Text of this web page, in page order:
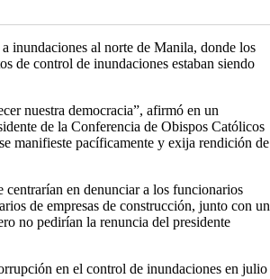
inundaciones al norte de Manila, donde los
de control de inundaciones estaban siendo
nuestra democracia”, afirmó en un
de la Conferencia de Obispos Católicos
manifieste pacíficamente y exija rendición de
centrarían en denunciar a los funcionarios
de empresas de construcción, junto con un
no pedirían la renuncia del presidente
en el control de inundaciones en julio